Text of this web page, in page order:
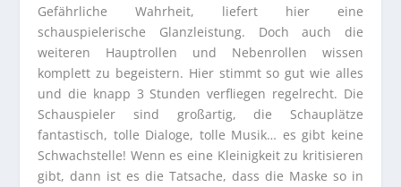
Gefährliche Wahrheit, liefert hier eine
schauspielerische Glanzleistung. Doch auch die
weiteren Hauptrollen und Nebenrollen wissen
komplett zu begeistern. Hier stimmt so gut wie alles
und die knapp 3 Stunden verfliegen regelrecht. Die
Schauspieler sind großartig, die Schauplätze
fantastisch, tolle Dialoge, tolle Musik… es gibt keine
Schwachstelle! Wenn es eine Kleinigkeit zu kritisieren
gibt, dann ist es die Tatsache, dass die Maske so in